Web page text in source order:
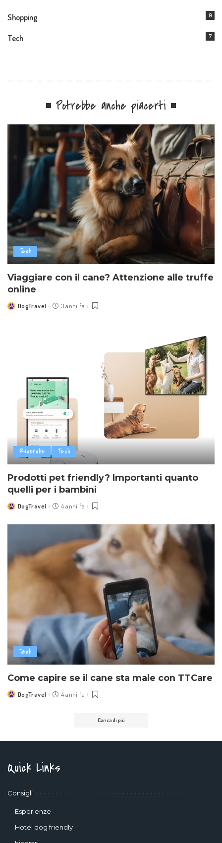
Shopping 9
Tech 7
Potrebbe anche piacerti
Tech
Viaggiare con il cane? Attenzione alle truffe
online
PostedDogTravel 3 anni fa
Ricerche Tech
Prodotti pet friendly? Importanti quanto
quelli per i bambini
PostedDogTravel 4 anni fa
Tech
Come capire se il cane sta male con TTCare
PostedDogTravel 4 anni fa
Carica di più
Quick Links
Consigli
Esperienze
Hotel dog friendly